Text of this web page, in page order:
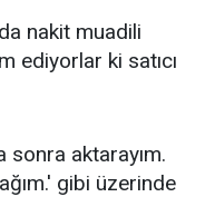
nakit muadili
ediyorlar ki satıcı
sonra aktarayım.
gibi üzerinde